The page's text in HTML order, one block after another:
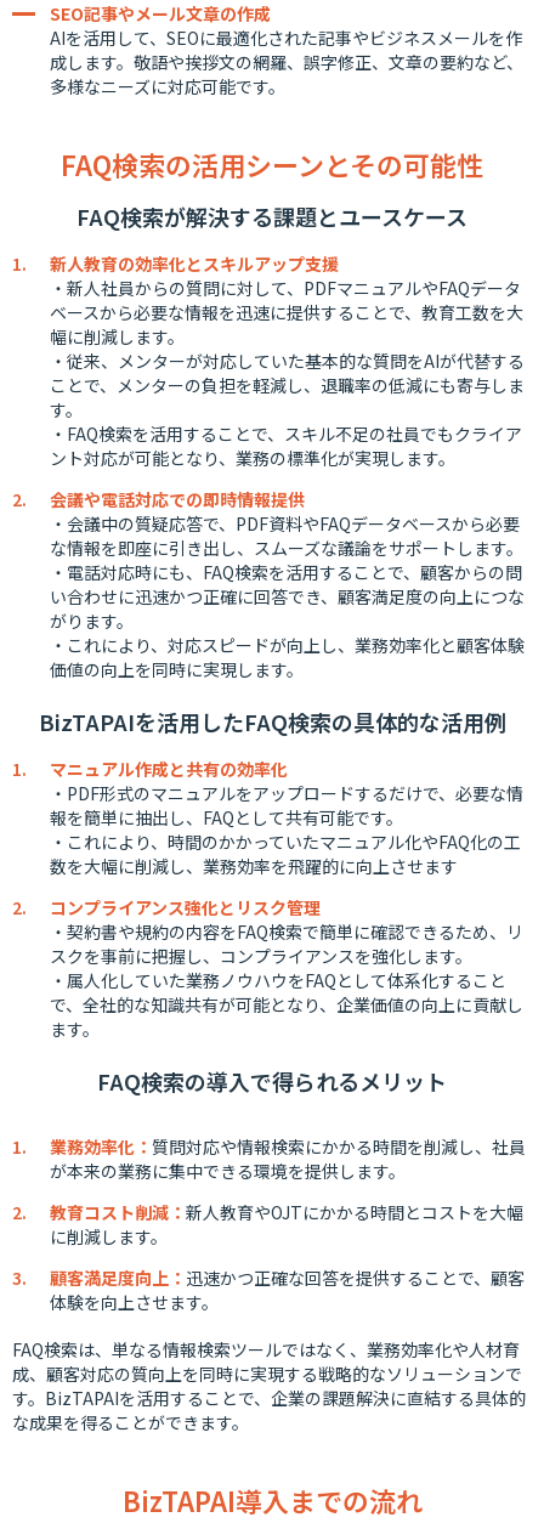
SEO記事やメール文章の作成
AIを活用して、SEOに最適化された記事やビジネスメールを作
成します。敬語や挨拶文の網羅、誤字修正、文章の要約など、
多様なニーズに対応可能です。
FAQ検索の活用シーンとその可能性
FAQ検索が解決する課題とユースケース
新人教育の効率化とスキルアップ支援
・新人社員からの質問に対して、PDFマニュアルやFAQデータ
ベースから必要な情報を迅速に提供することで、教育工数を大
幅に削減します。
・従来、メンターが対応していた基本的な質問をAIが代替する
ことで、メンターの負担を軽減し、退職率の低減にも寄与しま
す。
・FAQ検索を活用することで、スキル不足の社員でもクライア
ント対応が可能となり、業務の標準化が実現します。
会議や電話対応での即時情報提供
・会議中の質疑応答で、PDF資料やFAQデータベースから必要
な情報を即座に引き出し、スムーズな議論をサポートします。
・電話対応時にも、FAQ検索を活用することで、顧客からの問
い合わせに迅速かつ正確に回答でき、顧客満足度の向上につな
がります。
・これにより、対応スピードが向上し、業務効率化と顧客体験
価値の向上を同時に実現します。
BizTAPAIを活用したFAQ検索の具体的な活用例
マニュアル作成と共有の効率化
・PDF形式のマニュアルをアップロードするだけで、必要な情
報を簡単に抽出し、FAQとして共有可能です。
・これにより、時間のかかっていたマニュアル化やFAQ化の工
数を大幅に削減し、業務効率を飛躍的に向上させます
コンプライアンス強化とリスク管理
・契約書や規約の内容をFAQ検索で簡単に確認できるため、リ
スクを事前に把握し、コンプライアンスを強化します。
・属人化していた業務ノウハウをFAQとして体系化すること
で、全社的な知識共有が可能となり、企業価値の向上に貢献し
ます。
FAQ検索の導入で得られるメリット
業務効率化： 質問対応や情報検索にかかる時間を削減し、社員
が本来の業務に集中できる環境を提供します。
教育コスト削減： 新人教育やOJTにかかる時間とコストを大幅
に削減します。
顧客満足度向上： 迅速かつ正確な回答を提供することで、顧客
体験を向上させます。
FAQ検索は、単なる情報検索ツールではなく、業務効率化や人材育
成、顧客対応の質向上を同時に実現する戦略的なソリューションで
す。BizTAPAIを活用することで、企業の課題解決に直結する具体的
な成果を得ることができます。
BizTAPAI導入までの流れ